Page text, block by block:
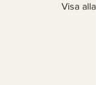
Visa alla